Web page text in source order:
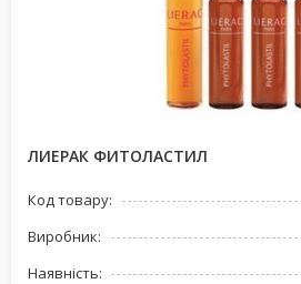
ЛИЕРАК ФИТОЛАСТИЛ
Код товару:
Виробник:
Наявність: